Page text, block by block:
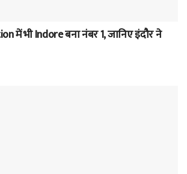
में भी Indore बना नंबर 1, जानिए इंदौर ने